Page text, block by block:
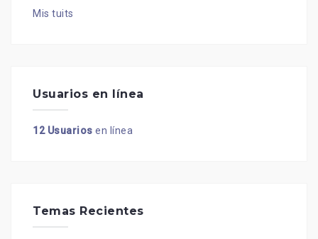
Mis tuits
Usuarios en línea
12 Usuarios en línea
Temas Recientes